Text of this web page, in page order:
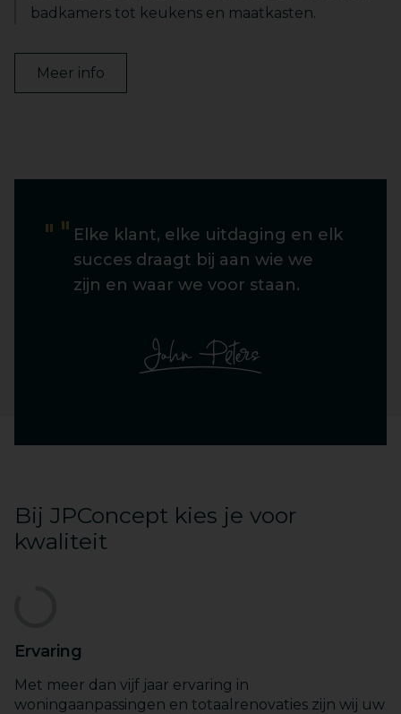
Elke klant, elke uitdaging en elk
succes draagt bij aan wie we
zijn en waar we voor staan.
badkamers tot keukens en maatkasten.
Meer info
Bij JPConcept kies je voor
kwaliteit
Ervaring
Met meer dan vijf jaar ervaring in
woningaanpassingen en totaalrenovaties zijn wij uw